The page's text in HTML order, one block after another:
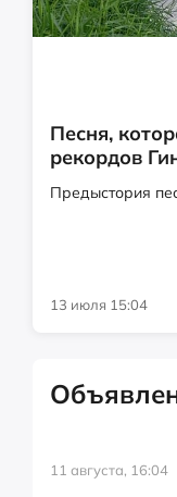
Песня,
рекордов
Предыстория
13 июля 15:04
11 августа, 16:04